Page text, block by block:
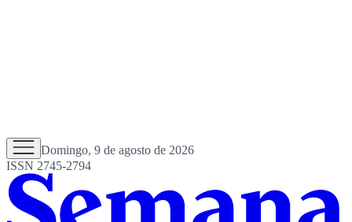
Domingo, 9 de agosto de 2026
ISSN 2745-2794